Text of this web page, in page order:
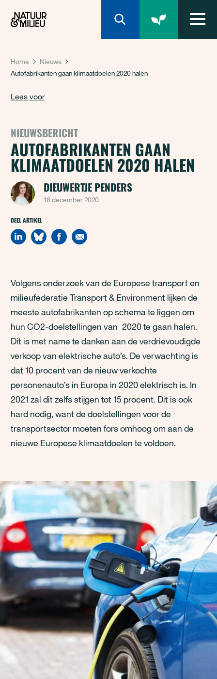
Home
Nieuws
Autofabrikanten gaan klimaatdoelen 2020 halen
Lees voor
NIEUWSBERICHT
AUTOFABRIKANTEN GAAN
KLIMAATDOELEN 2020 HALEN
DIEUWERTJE PENDERS
16 december 2020
DEEL ARTIKEL
Volgens onderzoek van de Europese transport en
milieufederatie Transport & Environment lijken de
meeste autofabrikanten op schema te liggen om
hun CO2-doelstellingen van 2020 te gaan halen.
Dit is met name te danken aan de verdrievoudigde
verkoop van elektrische auto’s. De verwachting is
dat 10 procent van de nieuw verkochte
personenauto’s in Europa in 2020 elektrisch is. In
2021 zal dit zelfs stijgen tot 15 procent. Dit is ook
hard nodig, want de doelstellingen voor de
transportsector moeten fors omhoog om aan de
nieuwe Europese klimaatdoelen te voldoen.